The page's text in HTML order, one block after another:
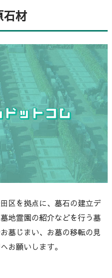
石材
区を拠点に、墓石の建立デ
地霊園の紹介などを行う墓
墓じまい、お墓の移転の見
お願いします。